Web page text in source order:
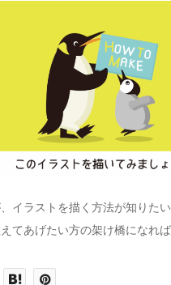
イラストを描く方法が知りた
てあげたい方の架け橋になれば